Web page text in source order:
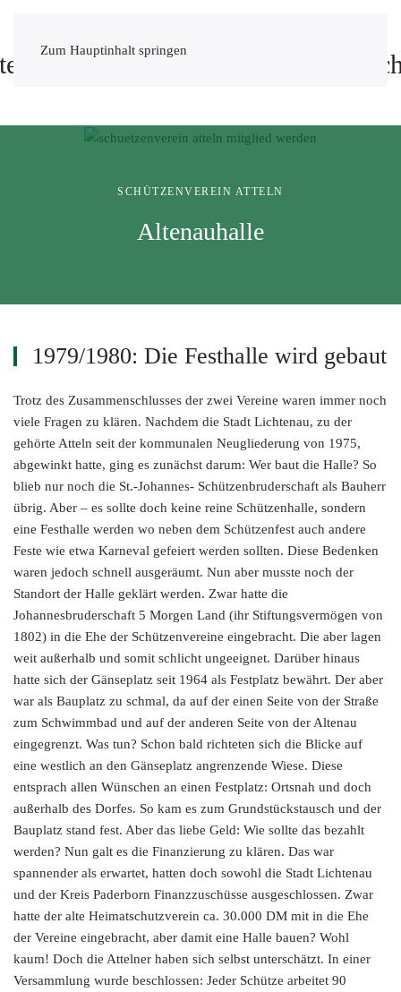
Zum Hauptinhalt springen
SCHÜTZENVEREIN ATTELN
Altenauhalle
1979/1980: Die Festhalle wird gebaut
Trotz des Zusammenschlusses der zwei Vereine waren immer noch
viele Fragen zu klären. Nachdem die Stadt Lichtenau, zu der
gehörte Atteln seit der kommunalen Neugliederung von 1975,
abgewinkt hatte, ging es zunächst darum: Wer baut die Halle? So
blieb nur noch die St.-Johannes- Schützenbruderschaft als Bauherr
übrig. Aber – es sollte doch keine reine Schützenhalle, sondern
eine Festhalle werden wo neben dem Schützenfest auch andere
Feste wie etwa Karneval gefeiert werden sollten. Diese Bedenken
waren jedoch schnell ausgeräumt. Nun aber musste noch der
Standort der Halle geklärt werden. Zwar hatte die
Johannesbruderschaft 5 Morgen Land (ihr Stiftungsvermögen von
1802) in die Ehe der Schützenvereine eingebracht. Die aber lagen
weit außerhalb und somit schlicht ungeeignet. Darüber hinaus
hatte sich der Gänseplatz seit 1964 als Festplatz bewährt. Der aber
war als Bauplatz zu schmal, da auf der einen Seite von der Straße
zum Schwimmbad und auf der anderen Seite von der Altenau
eingegrenzt. Was tun? Schon bald richteten sich die Blicke auf
eine westlich an den Gänseplatz angrenzende Wiese. Diese
entsprach allen Wünschen an einen Festplatz: Ortsnah und doch
außerhalb des Dorfes. So kam es zum Grundstückstausch und der
Bauplatz stand fest. Aber das liebe Geld: Wie sollte das bezahlt
werden? Nun galt es die Finanzierung zu klären. Das war
spannender als erwartet, hatten doch sowohl die Stadt Lichtenau
und der Kreis Paderborn Finanzzuschüsse ausgeschlossen. Zwar
hatte der alte Heimatschutzverein ca. 30.000 DM mit in die Ehe
der Vereine eingebracht, aber damit eine Halle bauen? Wohl
kaum! Doch die Attelner haben sich selbst unterschätzt. In einer
Versammlung wurde beschlossen: Jeder Schütze arbeitet 90